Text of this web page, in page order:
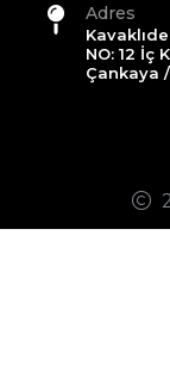
Adres
NO: 12 İç
Çankaya